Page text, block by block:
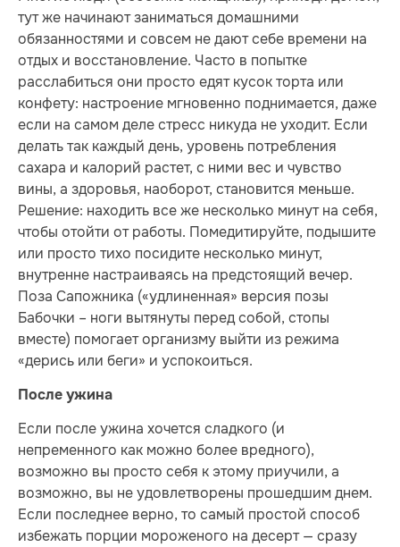
тут же начинают заниматься домашними
обязанностями и совсем не дают себе времени на
отдых и восстановление. Часто в попытке
расслабиться они просто едят кусок торта или
конфету: настроение мгновенно поднимается, даже
если на самом деле стресс никуда не уходит. Если
делать так каждый день, уровень потребления
сахара и калорий растет, с ними вес и чувство
вины, а здоровья, наоборот, становится меньше.
Решение: находить все же несколько минут на себя,
чтобы отойти от работы. Помедитируйте, подышите
или просто тихо посидите несколько минут,
внутренне настраиваясь на предстоящий вечер.
Поза Сапожника («удлиненная» версия позы
Бабочки – ноги вытянуты перед собой, стопы
вместе) помогает организму выйти из режима
«дерись или беги» и успокоиться.
После ужина
Если после ужина хочется сладкого (и
непременного как можно более вредного),
возможно вы просто себя к этому приучили, а
возможно, вы не удовлетворены прошедшим днем.
Если последнее верно, то самый простой способ
избежать порции мороженого на десерт — сразу